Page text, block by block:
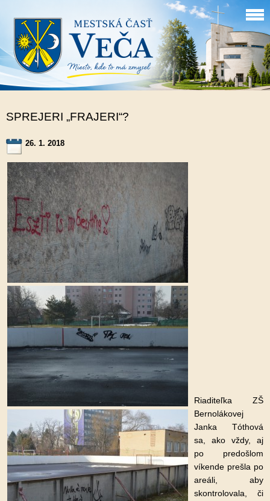
SPREJERI „FRAJERI“?
26. 1. 2018
Riaditeľka ZŠ
Bernolákovej
Janka Tóthová
sa, ako vždy, aj
po predošlom
víkende prešla po
areáli, aby
skontrolovala, či